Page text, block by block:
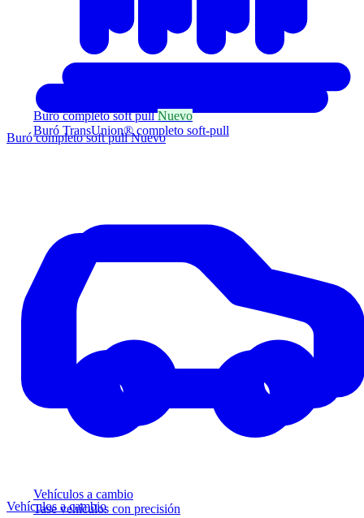
Buró completo soft pullNuevo
Buró TransUnion® completo soft-pull
Vehículos a cambio
Tase vehículos con precisión
Buró completo soft pullNuevo
Vehículos a cambio